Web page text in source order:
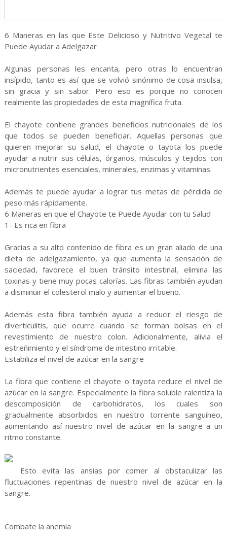
6 Maneras en las que Este Delicioso y Nutritivo Vegetal te
Puede Ayudar a Adelgazar
Algunas personas les encanta, pero otras lo encuentran
insípido, tanto es así que se volvió sinónimo de cosa insulsa,
sin gracia y sin sabor. Pero eso es porque no conocen
realmente las propiedades de esta magnífica fruta.
El chayote contiene grandes beneficios nutricionales de los
que todos se pueden beneficiar. Aquellas personas que
quieren mejorar su salud, el chayote o tayota los puede
ayudar a nutrir sus células, órganos, músculos y tejidos con
micronutrientes esenciales, minerales, enzimas y vitaminas.
Además te puede ayudar a lograr tus metas de pérdida de
peso más rápidamente.
6 Maneras en que el Chayote te Puede Ayudar con tu Salud
1- Es rica en fibra
Gracias a su alto contenido de fibra es un gran aliado de una
dieta de adelgazamiento, ya que aumenta la sensación de
saciedad, favorece el buen tránsito intestinal, elimina las
toxinas y tiene muy pocas calorías. Las fibras también ayudan
a disminuir el colesterol malo y aumentar el bueno.
Además esta fibra también ayuda a reducir el riesgo de
diverticulitis, que ocurre cuando se forman bolsas en el
revestimiento de nuestro colon. Adicionalmente, alivia el
estreñimiento y el síndrome de intestino irritable.
Estabiliza el nivel de azúcar en la sangre
La fibra que contiene el chayote o tayota reduce el nivel de
azúcar en la sangre. Especialmente la fibra soluble ralentiza la
descomposición de carbohidratos, los cuales son
gradualmente absorbidos en nuestro torrente sanguíneo,
aumentando así nuestro nivel de azúcar en la sangre a un
ritmo constante.
Esto evita las ansias por comer al obstaculizar las
fluctuaciones repentinas de nuestro nivel de azúcar en la
sangre.
Combate la anemia